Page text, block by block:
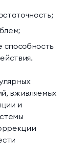
вживляемых
и